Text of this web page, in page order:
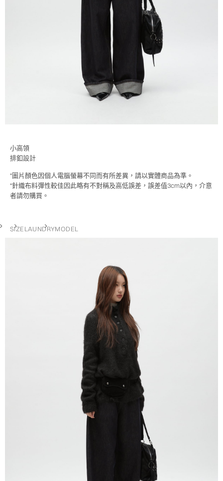
小高領
排釦設計
*圖片顏色因個人電腦螢幕不同而有所差異，請以實體商品為準。
*針織布料彈性較佳因此略有不對稱及高低誤差，誤差值3cm以內，介意
者請勿購買。
SIZELAUNDRYMODEL